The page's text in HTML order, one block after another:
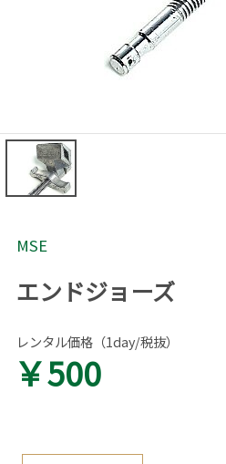
MSE
エンドジョーズ
レンタル価格（1day/税抜）
￥500